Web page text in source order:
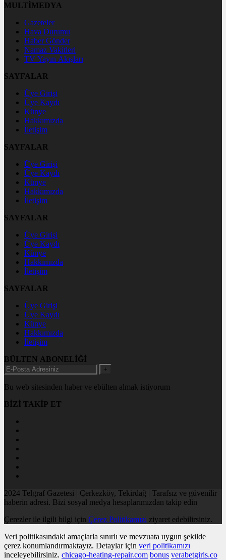
MULTİMEDYA
Gazeteler
Hava Durumu
Haber Gönder
Namaz Vakitleri
TV Yayın Akışları
SAYFALAR
Üye Girişi
Üye Kaydı
Künye
Hakkımızda
İletişim
SAYFALAR
Üye Girişi
Üye Kaydı
Künye
Hakkımızda
İletişim
SAYFALAR
Üye Girişi
Üye Kaydı
Künye
Hakkımızda
İletişim
SAYFALAR
Üye Girişi
Üye Kaydı
Künye
Hakkımızda
İletişim
BÜLTEN ABONELİĞİ
+
Bu web sitesinden haber ve ebülten almak istiyorum
BİZİ TAKİP ET
2024 Telgraf Gazetesi | Çerkezköy, Tekirdağ | Tarafsız ve güvenilir
haberin adresi. Bizi sosyal medya hesaplarımızdan takip edin
Çerezler ile ilgili bilgi için Çerez Politikamızı ziyaret edebilirsiniz.
Veri politikasındaki amaçlarla sınırlı ve mevzuata uygun şekilde
çerez konumlandırmaktayız. Detaylar için veri politikamızı
inceleyebilirsiniz. chicago-heating-repair.com bonus verabetgiris.co